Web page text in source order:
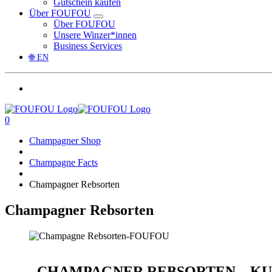
Gutschein kaufen
Über FOUFOU
Über FOUFOU
Unsere Winzer*innen
Business Services
🌐 EN
0
Champagner Shop
Champagne Facts
Champagner Rebsorten
Champagner Rebsorten